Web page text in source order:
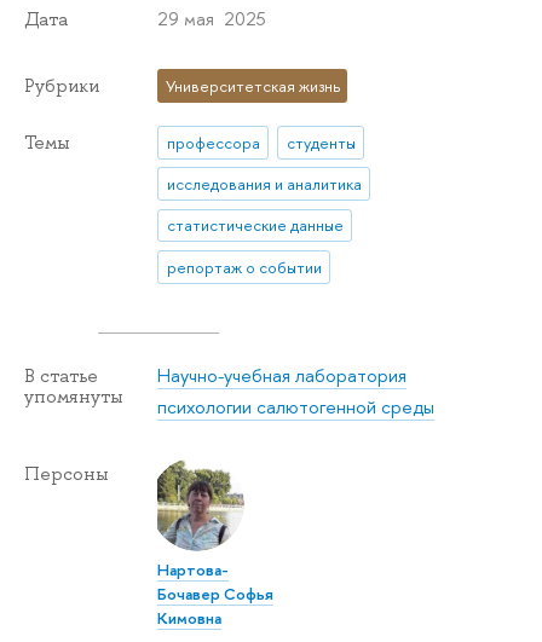
Дата 29 мая 2025
Рубрики Университетская жизнь
Темы профессора
студенты
исследования и аналитика
статистические данные
репортаж о событии
В статье
упомянуты
Научно-учебная лаборатория
психологии салютогенной среды
Персоны
Нартова-
Бочавер Софья
Кимовна